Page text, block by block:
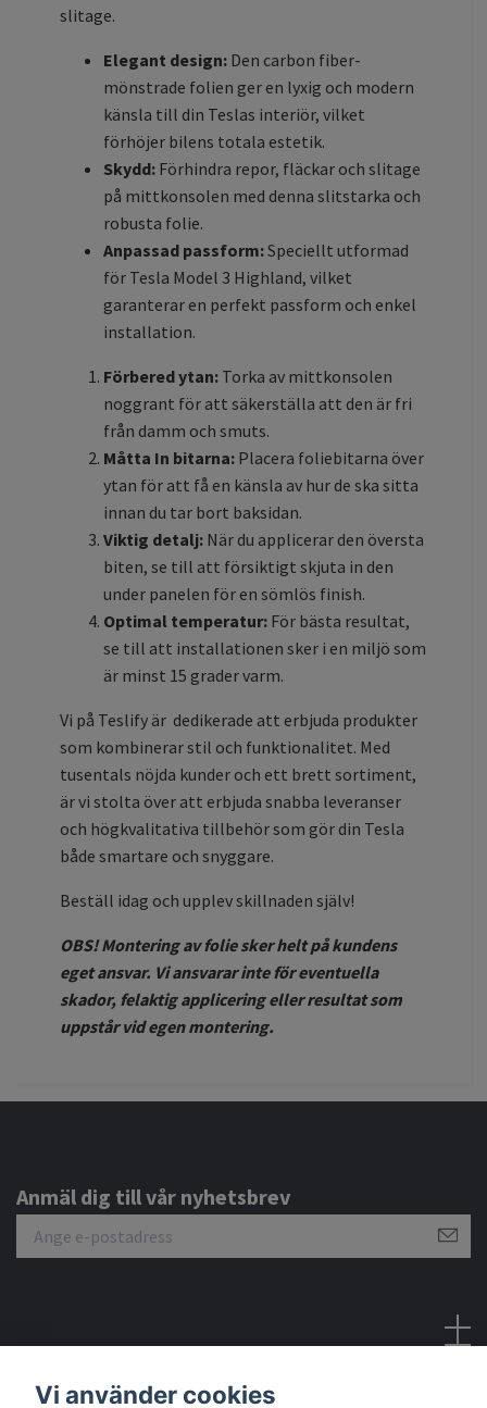
slitage.
Elegant design: Den carbon fiber-
mönstrade folien ger en lyxig och modern
känsla till din Teslas interiör, vilket
förhöjer bilens totala estetik.
Skydd: Förhindra repor, fläckar och slitage
på mittkonsolen med denna slitstarka och
robusta folie.
Anpassad passform:Speciellt utformad
för Tesla Model 3 Highland, vilket
garanterar en perfekt passform och enkel
installation.
Förbered ytan: Torka av mittkonsolen
noggrant för att säkerställa att den är fri
från damm och smuts.
Måtta In bitarna: Placera foliebitarna över
ytan för att få en känsla av hur de ska sitta
innan du tar bort baksidan.
Viktig detalj: När du applicerar den översta
biten, se till att försiktigt skjuta in den
under panelen för en sömlös finish.
Optimal temperatur: För bästa resultat,
se till att installationen sker i en miljö som
är minst 15 grader varm.
Vi på Teslify är dedikerade att erbjuda produkter
som kombinerar stil och funktionalitet. Med
tusentals nöjda kunder och ett brett sortiment,
är vi stolta över att erbjuda snabba leveranser
och högkvalitativa tillbehör som gör din Tesla
både smartare och snyggare.
Beställ idag och upplev skillnaden själv!
OBS! Montering av folie sker helt på kundens
eget ansvar. Vi ansvarar inte för eventuella
skador, felaktig applicering eller resultat som
uppstår vid egen montering.
Anmäl dig till vår nyhetsbrev
Vi använder cookies